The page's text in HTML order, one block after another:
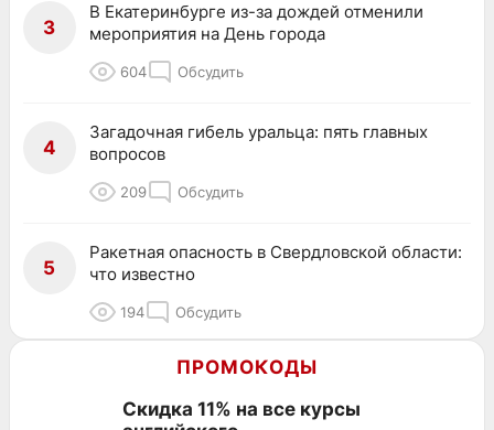
3
В Екатеринбурге из-за дождей отменили
мероприятия на День города
604 Обсудить
4
Загадочная гибель уральца: пять главных
вопросов
209 Обсудить
5
Ракетная опасность в Свердловской области:
что известно
194 Обсудить
ПРОМОКОДЫ
Скидка 11% на все курсы